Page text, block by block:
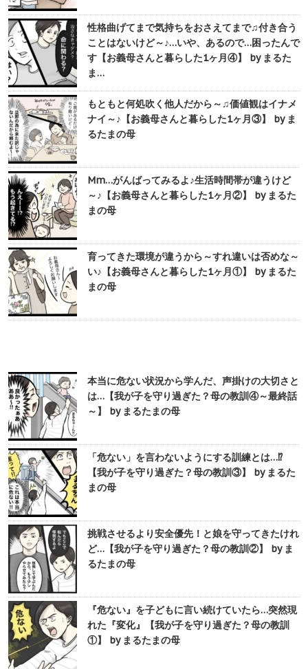
性格曲げてまで気持ちをおさえてまで♫付き合う
ことはないけど～♪…いや、あるので…困ったんで
す【お義母さんと暮らした1ヶ月④】 by まるた
ま…
もともと何処吹く他人だから～♫価値観はイナメ
ナイ～♪【お義母さんと暮らした1ヶ月③】 by ま
るたまの母
Mm…がんばってみるよ♪生活時間帯が違うけど
～♪【お義母さんと暮らした1ヶ月②】 by まるた
まの母
育ってきた環境が違うから～すれ違いは否めな～
い♪【お義母さんと暮らした1ヶ月①】 by まるた
まの母
本当に危ない状況から学んだ、声掛けの大切さと
は…【我が子を守り過ぎた？母の教訓④～最終話
～】 by まるたまの母
「危ない」を言わないようにする訓練とは…⁉︎
【我が子を守り過ぎた？母の教訓③】 by まるた
まの母
挑戦させるより安全優先！と娘を守ってきたけれ
ど…【我が子を守り過ぎた？母の教訓②】 by ま
るたまの母
『危ない』を子どもに言い続けていたら…突然現
れた『変化』【我が子を守り過ぎた？母の教訓
①】 by まるたまの母